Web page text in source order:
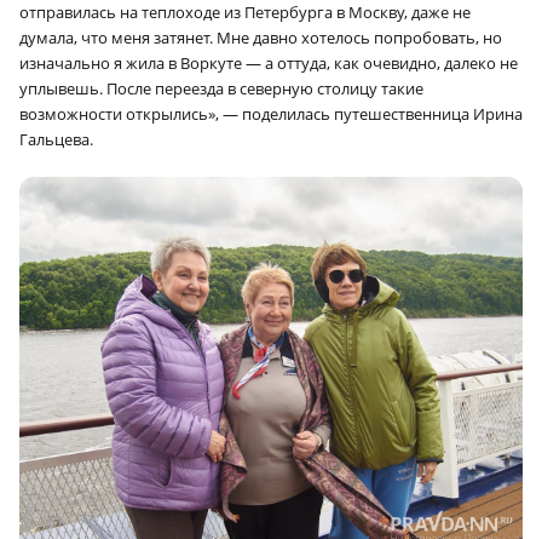
отправилась на теплоходе из Петербурга в Москву, даже не
думала, что меня затянет. Мне давно хотелось попробовать, но
изначально я жила в Воркуте — а оттуда, как очевидно, далеко не
уплывешь. После переезда в северную столицу такие
возможности открылись», — поделилась путешественница Ирина
Гальцева.